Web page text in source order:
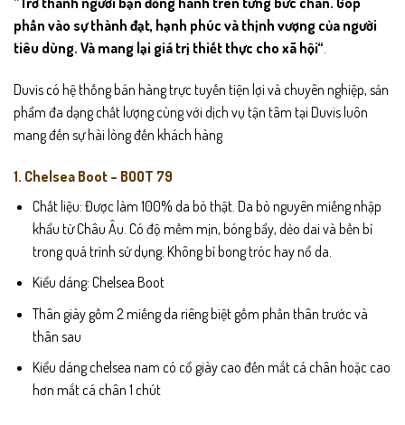
phần vào sự thành đạt, hạnh phúc và thịnh vượng của người
tiêu dùng. Và mang lại giá trị thiết thực cho xã hội“
Duvis có hệ thống bán hàng trực tuyến tiện lợi và chuyên nghiệp, sản
phẩm đa dạng chất lượng cùng với dịch vụ tận tâm tại Duvis luôn
mang đến sự hài lòng đến khách hàng
1. Chelsea Boot – BOOT 79
Chất liệu: Được làm 100% da bò thật. Da bò nguyên miếng nhập
khẩu từ Châu Âu. Có độ mềm mịn, bóng bẩy, dẻo dai và bền bỉ
trong quá trình sử dụng. Không bỉ bong tróc hay nổ da.
Kiểu dáng: Chelsea Boot
Thân giày gồm 2 miếng da riêng biệt gồm phần thân trước và
thân sau
Kiểu dáng chelsea nam có cổ giày cao đến mắt cá chân hoặc cao
hơn mắt cá chân 1 chút